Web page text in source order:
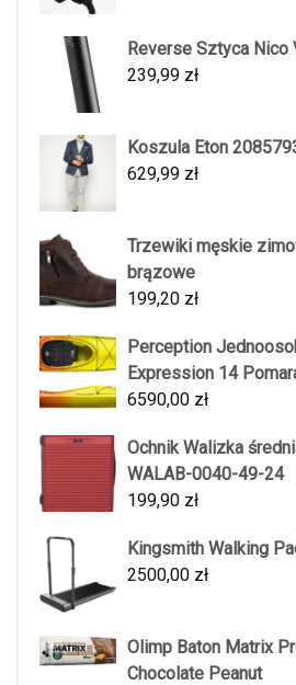
Reverse Sztyca Nico
239,99 zł
Koszula Eton
629,99 zł
Trzewiki męskie
brązowe
199,20 zł
Perception
Expression 14
6590,00 zł
Ochnik Walizka
WALAB-0040-49-24
199,90 zł
Kingsmith Walking
2500,00 zł
Olimp Baton Matrix
Chocolate Peanut